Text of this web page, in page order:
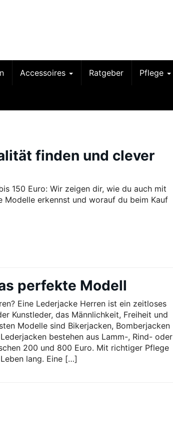
Accessoires Ratgeber Pflege
finden und clever
150 Euro: Wir zeigen dir, wie du auch mit
Modelle erkennst und worauf du beim Kauf
perfekte Modell
Eine Lederjacke Herren ist ein zeitloses
Kunstleder, das Männlichkeit, Freiheit und
Modelle sind Bikerjacken, Bomberjacken
bestehen aus Lamm-, Rind- oder
200 und 800 Euro. Mit richtiger Pflege
lang. Eine […]